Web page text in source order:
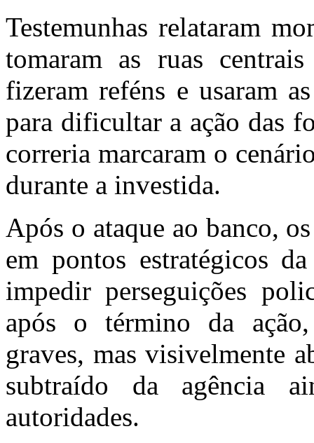
Testemunhas relataram
tomaram as ruas
fizeram reféns e usaram
para dificultar a ação das
correria marcaram o
durante a investida.
Após o ataque ao banco,
em pontos estratégicos
impedir perseguições
após o término da ação,
graves, mas visivelmente
subtraído da agência
autoridades.